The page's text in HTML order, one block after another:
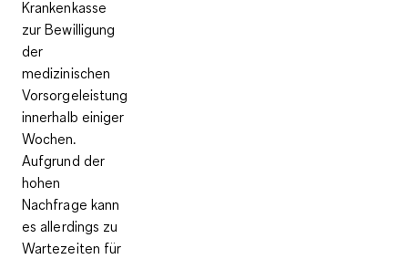
Krankenkasse
zur Bewilligung
der
medizinischen
Vorsorgeleistung
innerhalb einiger
Wochen.
Aufgrund der
hohen
Nachfrage kann
es allerdings zu
Wartezeiten für